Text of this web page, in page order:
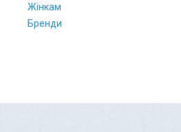
Жінкам
Бренди